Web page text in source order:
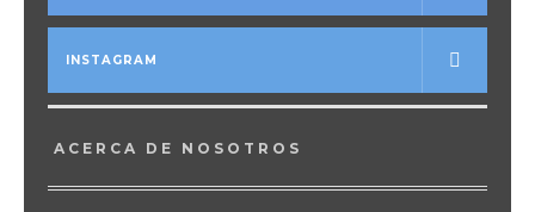
INSTAGRAM
ACERCA DE NOSOTROS